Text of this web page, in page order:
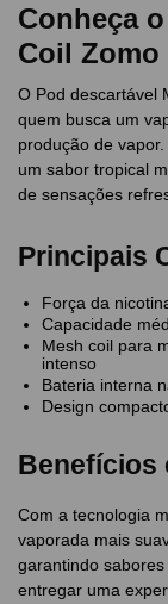
Conheça
Coil Zomo
O Pod descartável
quem busca um
produção de
um sabor tropical
de sensações
Principais
Força da
Capacidade
Mesh coil para
intenso
Bateria interna
Design
Benefícios
Com a tecnologia
vaporada mais
garantindo
entregar uma